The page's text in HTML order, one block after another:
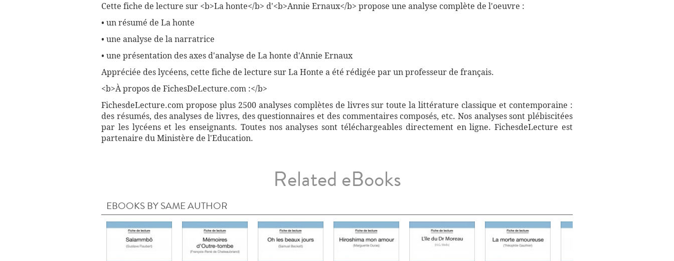
Cette fiche de lecture sur <b>La honte</b> d'<b>Annie Ernaux</b> propose une analyse complète de l'oeuvre :
• un résumé de La honte
• une analyse de la narratrice
• une présentation des axes d'analyse de La honte d'Annie Ernaux
Appréciée des lycéens, cette fiche de lecture sur La Honte a été rédigée par un professeur de français.
<b>À propos de FichesDeLecture.com :</b>
FichesdeLecture.com propose plus 2500 analyses complètes de livres sur toute la littérature classique et contemporaine :
des résumés, des analyses de livres, des questionnaires et des commentaires composés, etc. Nos analyses sont plébiscitées
par les lycéens et les enseignants. Toutes nos analyses sont téléchargeables directement en ligne. FichesdeLecture est
partenaire du Ministère de l'Education.
Related eBooks
EBOOKS BY SAME AUTHOR